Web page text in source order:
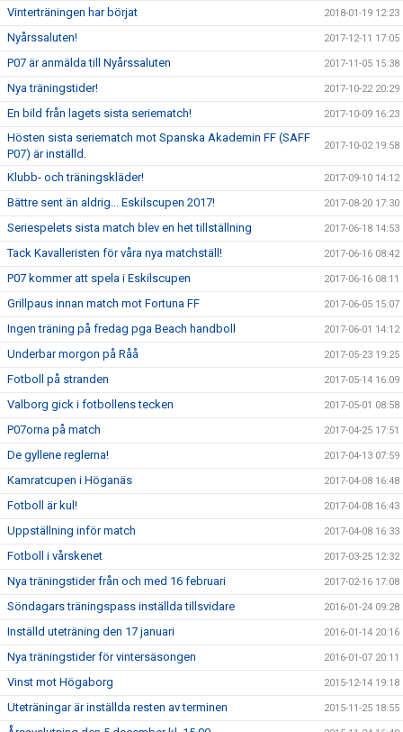
Vinterträningen har börjat 2018-01-19 12:23
Nyårssaluten! 2017-12-11 17:05
P07 är anmälda till Nyårssaluten 2017-11-05 15:38
Nya träningstider! 2017-10-22 20:29
En bild från lagets sista seriematch! 2017-10-09 16:23
Hösten sista seriematch mot Spanska Akademin FF (SAFF
P07) är inställd.
2017-10-02 19:58
Klubb- och träningskläder! 2017-09-10 14:12
Bättre sent än aldrig... Eskilscupen 2017! 2017-08-20 17:30
Seriespelets sista match blev en het tillställning 2017-06-18 14:53
Tack Kavalleristen för våra nya matchställ! 2017-06-16 08:42
P07 kommer att spela i Eskilscupen 2017-06-16 08:11
Grillpaus innan match mot Fortuna FF 2017-06-05 15:07
Ingen träning på fredag pga Beach handboll 2017-06-01 14:12
Underbar morgon på Råå 2017-05-23 19:25
Fotboll på stranden 2017-05-14 16:09
Valborg gick i fotbollens tecken 2017-05-01 08:58
P07orna på match 2017-04-25 17:51
De gyllene reglerna! 2017-04-13 07:59
Kamratcupen i Höganäs 2017-04-08 16:48
Fotboll är kul! 2017-04-08 16:43
Uppställning inför match 2017-04-08 16:33
Fotboll i vårskenet 2017-03-25 12:32
Nya träningstider från och med 16 februari 2017-02-16 17:08
Söndagars träningspass inställda tillsvidare 2016-01-24 09:28
Inställd uteträning den 17 januari 2016-01-14 20:16
Nya träningstider för vintersäsongen 2016-01-07 20:11
Vinst mot Högaborg 2015-12-14 19:18
Uteträningar är inställda resten av terminen 2015-11-25 18:55